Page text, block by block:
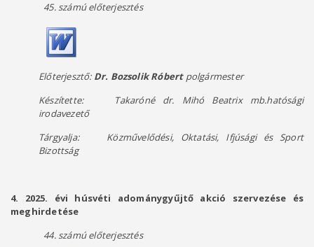
45. számú előterjesztés
Előterjesztő:Dr. Bozsolik Róbert polgármester
Készítette:
Takaróné dr. Mihó Beatrix mb.hatósági
irodavezető
Tárgyalja: Közművelődési, Oktatási, Ifjúsági és Sport
Bizottság
4. 2025. évi húsvéti adománygyűjtő akció szervezése és
meghirdetése
44. számú előterjesztés